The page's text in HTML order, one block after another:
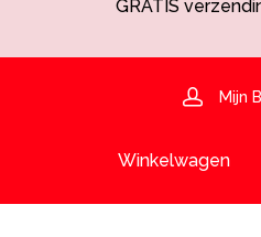
Spaarsysteem
Hulp nodig? 030-
GRATIS
GRATIS
Mijn
Winkelwagen